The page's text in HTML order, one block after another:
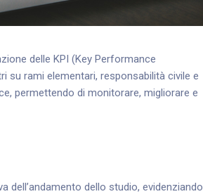
delle KPI (Key Performance
su rami elementari, responsabilità civile e
permettendo di monitorare, migliorare e
dell’andamento dello studio, evidenziando